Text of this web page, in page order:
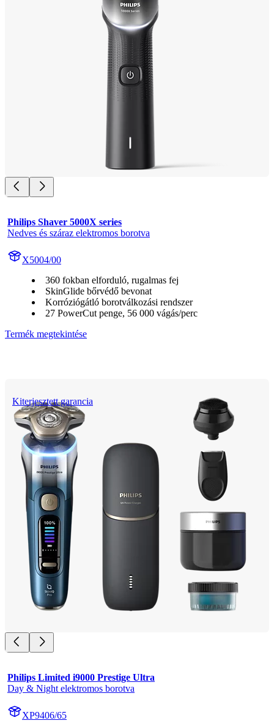
Philips Shaver 5000X series
Nedves és száraz elektromos borotva
X5004/00
360 fokban elforduló, rugalmas fej
SkinGlide bőrvédő bevonat
Korróziógátló borotválkozási rendszer
27 PowerCut penge, 56 000 vágás/perc
Termék megtekintése
Kiterjesztett garancia
Philips Limited i9000 Prestige Ultra
Day & Night elektromos borotva
XP9406/65